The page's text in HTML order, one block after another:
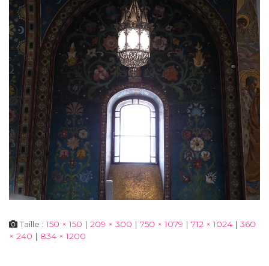
Taille :150 × 150 | 209 × 300 | 750 × 1079 | 712 × 1024 | 360
× 240 | 834 × 1200